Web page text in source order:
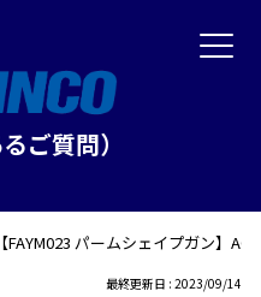
ご質問）
【FAYM023 パームシェイプガン】
最終更新日 : 2023/09/14